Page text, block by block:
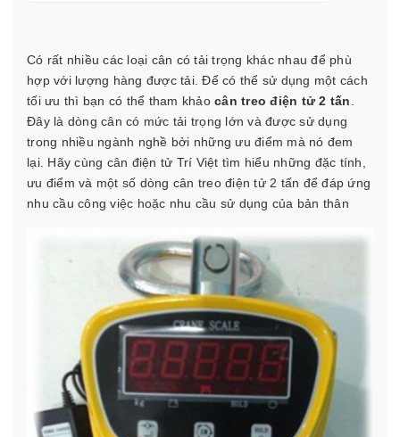
Có rất nhiều các loại cân có tải trọng khác nhau để phù
hợp với lượng hàng được tải. Để có thể sử dụng một cách
tối ưu thì bạn có thể tham khảo cân treo điện tử 2 tấn
Đây là dòng cân có mức tải trọng lớn và được sử dụng
trong nhiều ngành nghề bởi những ưu điểm mà nó đem
lại. Hãy cùng cân điện tử Trí Việt tìm hiểu những đặc tính,
ưu điểm và một số dòng cân treo điện tử 2 tấn để đáp ứng
nhu cầu công việc hoặc nhu cầu sử dụng của bản thân